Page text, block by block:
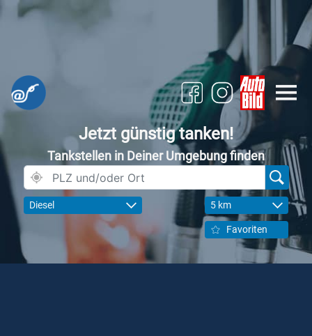
Jetzt günstig tanken!
Tankstellen in Deiner Umgebung finden
Diesel 5 km
Favoriten